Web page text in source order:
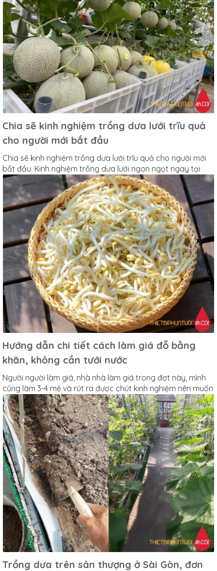
Chia sẽ kinh nghiệm trồng dưa lưới trĩu quả
cho người mới bắt đầu
Chia sẽ kinh nghiệm trồng dưa lưới trĩu quả cho người mới
bắt đầu. Kinh nghiệm trồng dưa lưới ngon ngọt ngay tại
nhà
Hướng dẫn chi tiết cách làm giá đỗ bằng
khăn, không cần tưới nước
Người người làm giá, nhà nhà làm giá trong đợt này, mình
cũng làm 3-4 mẻ và rút ra được chút kinh nghiệm nên muốn
chia sẻ tới mọi người. Cách làm giá trắng và mập không
mất công tưới nước chỉ sau 2,5-3 ngày là thu hoạch
Trồng dưa trên sân thượng ở Sài Gòn, đơn